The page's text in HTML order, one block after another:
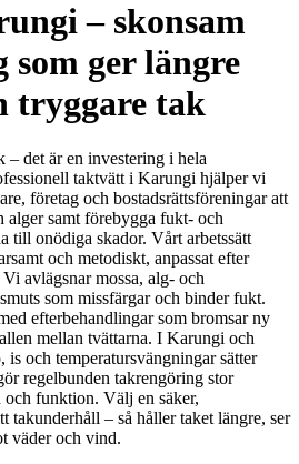
– skonsam
ger längre
tryggare tak
– det är en investering i hela
taktvätt i Karungi hjälper vi
företag och bostadsrättsföreningar att
alger samt förebygga fukt- och
till onödiga skador. Vårt arbetssätt
och metodiskt, anpassat efter
avlägsnar mossa, alg- och
som missfärgar och binder fukt.
efterbehandlingar som bromsar ny
mellan tvättarna. I Karungi och
och temperatursvängningar sätter
regelbunden takrengöring stor
funktion. Välj en säker,
takunderhåll – så håller taket längre, ser
väder och vind.